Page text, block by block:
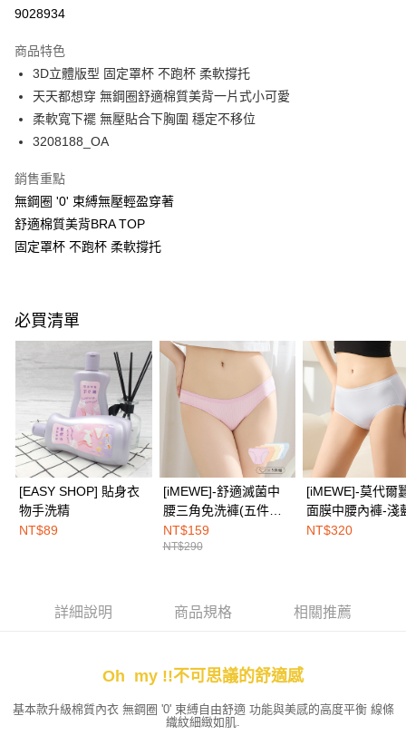
Google Pay
全支付
全盈+PAY
相關說明
【關於「AFTEE先享後付」】
AFTEE先享後付是「在收到商品之後才付款」的支付方式。 讓您購物簡單
１．簡單：不需註冊會員、不需綁卡、不需儲值。
【「AFTEE先享後付」結帳流程】
結帳頁面，進行簡訊認證並確認金額後，即可完成結帳。
２．訂單成立數日內，您將收到繳費通知簡訊。
３．收到繳費通知簡訊後14天內，點擊此簡訊中的連結，可透過四大超商／
ATM／網路銀行／等多元方式進行付款，方視為交易完成。
※ 請注意：結帳手續完成當下不需立刻繳費，但若您需要取消訂單，請聯絡
購買商品的店家。未經商家同意取消之訂單仍視為有效，需透過AFTEE先享
後付繳納相關費用。
※ 交易是否成功請以「AFTEE先享後付 」之結帳頁面顯示為準，若有關於
是否繳費成功／繳費後需取消欲退款等相關疑問，請聯繫「AFTEE先享後付
客戶支援中心」 https://netprotections.freshdesk.com/support/home
【注意事項】
１．透過由恩沛科技股份有限公司提供之「AFTEE先享後付」服務完成之交
https://aftee.tw/terms/#terms3
４．使用「AFTEE先享後付」時，將依據個別帳號之用戶狀況，依本公司即
請求用戶進行身份認證。
５．嚴禁一人註冊多個帳號或使用他人資訊註冊。若發現惡意使用之情形，
ATM付款
每筆NT$100，滿NT$1,500(含以上)免運費
每筆NT$100，滿NT$1,500(含以上)免運費
7-11取付
每筆NT$100，滿NT$1,500(含以上)免運費
付款後7-11取貨
每筆NT$100，滿NT$1,500(含以上)免運費
宅配
每筆NT$100，滿NT$1,500(含以上)免運費
9028934
商品特色
3D立體版型 固定罩杯 不跑杯 柔軟撐托
天天都想穿 無鋼圈舒適棉質美背一片式小可愛
柔軟寬下襬 無壓貼合下胸圍 穩定不移位
3208188_OA
銷售重點
無鋼圈 '0' 束縛無壓輕盈穿著
舒適棉質美背BRA TOP
固定罩杯 不跑杯 柔軟撐托
必買清單
[EASY SHOP] 貼身衣
物手洗精
NT$89
[iMEWE]-舒適滅菌中
腰三角免洗褲(五件組)-
粉彩繽紛色
NT$159
NT$290
[iMEWE]-莫代爾
面膜中腰內褲-淺
NT$320
詳細說明 商品規格 相關推薦
Oh my !!不可思議的舒適感
基本款升級棉質內衣 無鋼圈 '0' 束縛自由舒適 功能與美感的高度平衡 線條
織紋細緻如肌.